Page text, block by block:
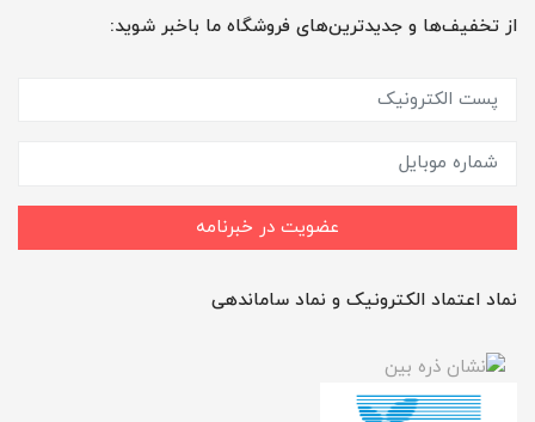
از تخفیف‌ها و جدیدترین‌های فروشگاه ما باخبر شوید:
عضویت در خبرنامه
نماد اعتماد الکترونیک و نماد ساماندهی